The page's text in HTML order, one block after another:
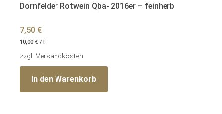
Dornfelder Rotwein Qba- 2016er – feinherb
7,50 €
10,00 € /
zzgl. Versandkosten
In den Warenkorb